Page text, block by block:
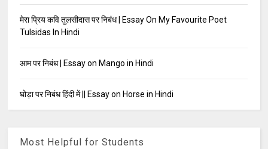
मेरा प्रिय कवि तुलसीदास पर निबंध | Essay On My Favourite Poet
Tulsidas In Hindi
आम पर निबंध | Essay on Mango in Hindi
घोड़ा पर निबंध हिंदी में || Essay on Horse in Hindi
Most Helpful for Students